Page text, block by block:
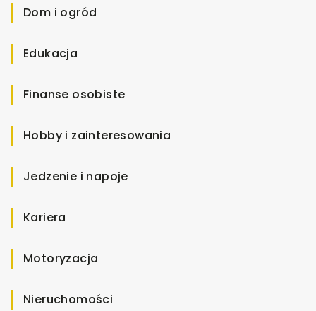
Dom i ogród
Edukacja
Finanse osobiste
Hobby i zainteresowania
Jedzenie i napoje
Kariera
Motoryzacja
Nieruchomości